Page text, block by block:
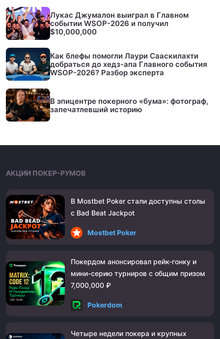
Лукас Джумалон выиграл в Главном
событии WSOP-2026 и получил
$10,000,000
Как блефы помогли Лаури Сааскилахти
добраться до хедз-апа Главного события
WSOP-2026? Разбор эксперта
В эпицентре покерного «бума»: фотограф,
запечатлевший историю
АКЦИИ ПОКЕР-РУМОВ
В Mostbet Poker стали доступны столы
с Bad Beat Jackpot
Mostbet Poker
Покердом анонсировал рейк-гонку и
мини-серию турниров с общим призом
7,000,000 ₽
Pokerdom
Четыре недели покера и крупных